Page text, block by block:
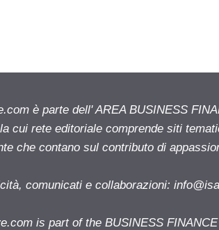
è parte dell' AREA BUSINESS
cui rete editoriale comprende siti
che contano sul contributo di
comunicati e collaborazioni:
is part of the BUSINESS